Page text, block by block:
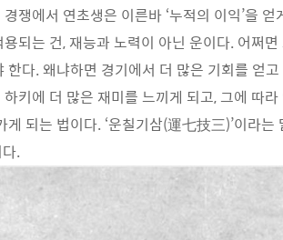
쟁에서 연초생은 이른바 ‘누적의 이익’을 얻
되는 건, 재능과 노력이 아닌 운이다. 어쩌
한다. 왜냐하면 경기에서 더 많은 기회를 얻
키에 더 많은 재미를 느끼게 되고, 그에 따
게 되는 법이다. ‘운칠기삼(運七技三)’이라
.